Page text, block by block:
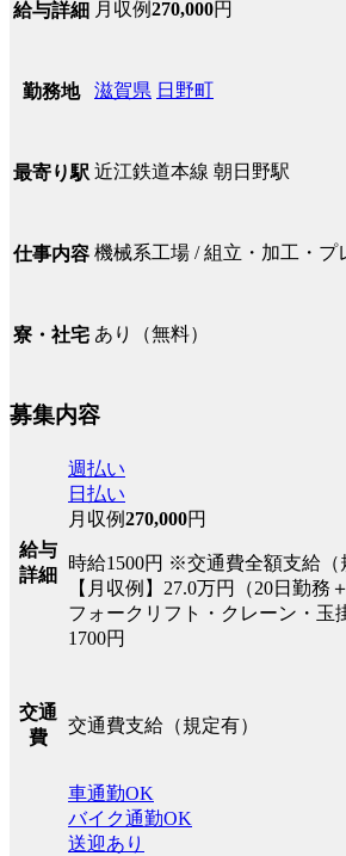
給与詳細 月収例270,000円
勤務地 滋賀県 日野町
最寄り駅 近江鉄道本線 朝日野駅
仕事内容 機械系工場 / 組立・加工・プ
寮・社宅 あり（無料）
募集内容
給与
詳細
週払い
日払い
月収例270,000円
時給1500円 ※交通費全額支給（
【月収例】27.0万円（20日勤務
フォークリフト・クレーン・玉
1700円
交通
費
交通費支給（規定有）
車通勤OK
バイク通勤OK
送迎あり